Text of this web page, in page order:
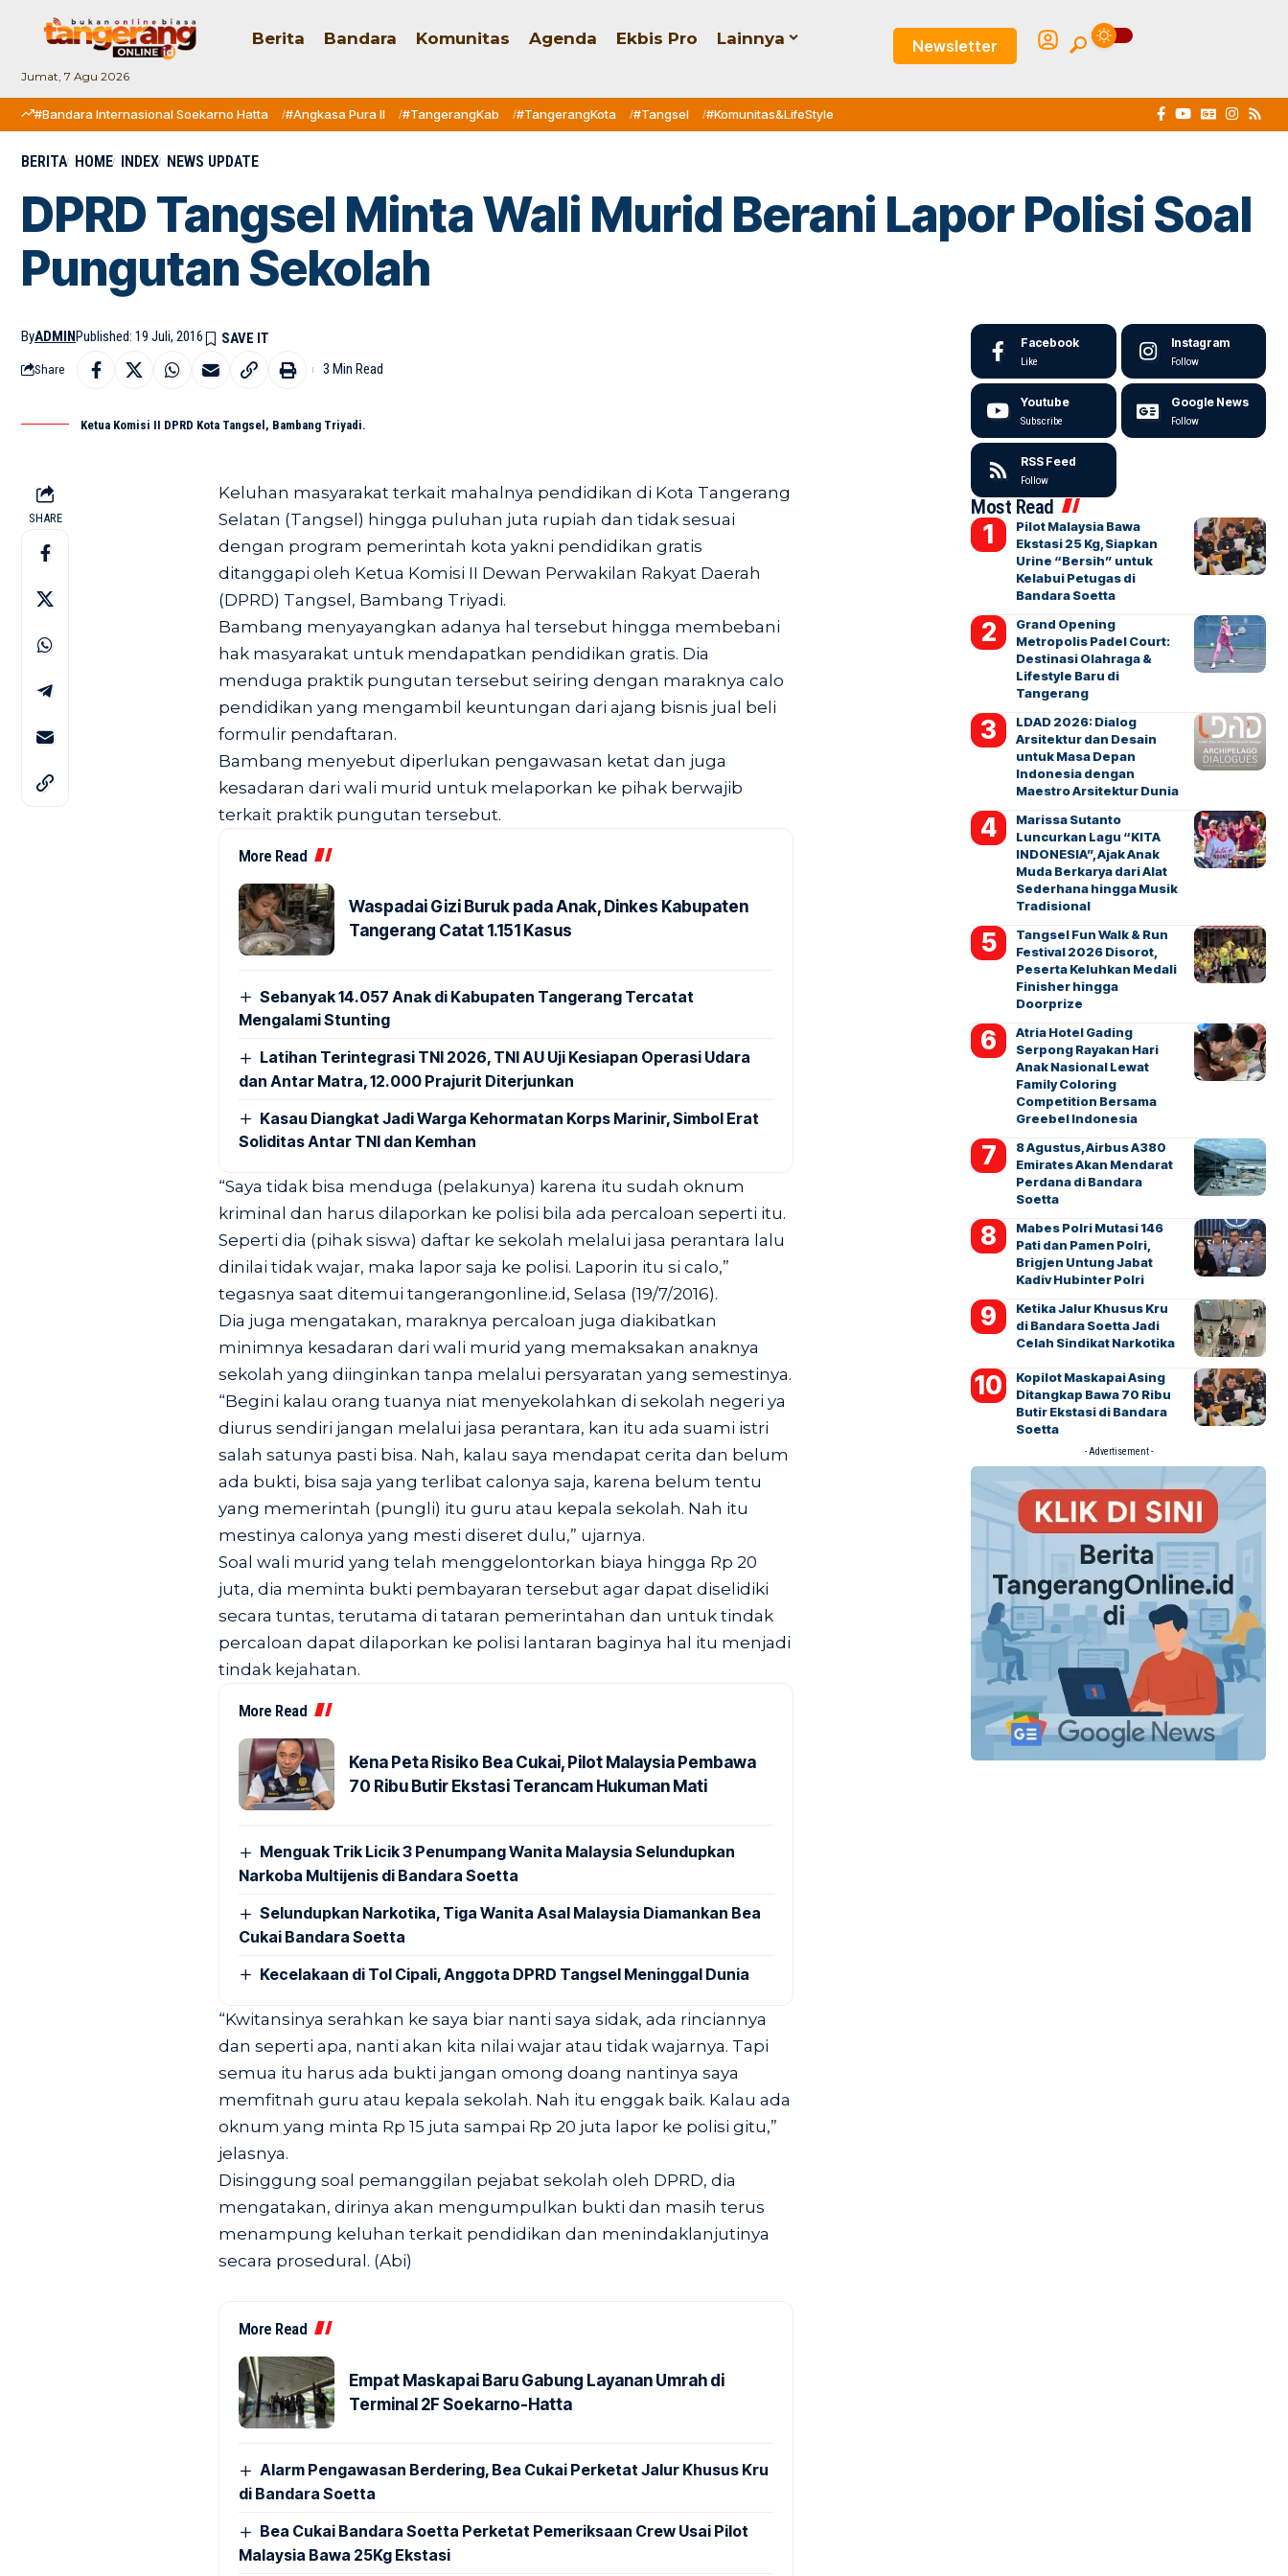
Jumat, 7 Agu 2026
Berita Bandara Komunitas Agenda Ekbis Pro Lainnya Newsletter
#Bandara Internasional Soekarno Hatta #Angkasa Pura II #TangerangKab #TangerangKota #Tangsel #Komunitas&LifeStyle
BERITA HOME INDEX NEWS UPDATE
DPRD Tangsel Minta Wali Murid Berani Lapor Polisi Soal
Pungutan Sekolah
ByADMINPublished: 19 Juli, 2016
Share 3 Min Read
Ketua Komisi II DPRD Kota Tangsel, Bambang Triyadi.
SHARE
Keluhan masyarakat terkait mahalnya pendidikan di Kota Tangerang
Selatan (Tangsel) hingga puluhan juta rupiah dan tidak sesuai
dengan program pemerintah kota yakni pendidikan gratis
ditanggapi oleh Ketua Komisi II Dewan Perwakilan Rakyat Daerah
(DPRD) Tangsel, Bambang Triyadi.
Bambang menyayangkan adanya hal tersebut hingga membebani
hak masyarakat untuk mendapatkan pendidikan gratis. Dia
menduga praktik pungutan tersebut seiring dengan maraknya calo
pendidikan yang mengambil keuntungan dari ajang bisnis jual beli
formulir pendaftaran.
Bambang menyebut diperlukan pengawasan ketat dan juga
kesadaran dari wali murid untuk melaporkan ke pihak berwajib
terkait praktik pungutan tersebut.
More Read
Waspadai Gizi Buruk pada Anak, Dinkes Kabupaten
Tangerang Catat 1.151 Kasus
Sebanyak 14.057 Anak di Kabupaten Tangerang Tercatat
Mengalami Stunting
Latihan Terintegrasi TNI 2026, TNI AU Uji Kesiapan Operasi Udara
dan Antar Matra, 12.000 Prajurit Diterjunkan
Kasau Diangkat Jadi Warga Kehormatan Korps Marinir, Simbol Erat
Soliditas Antar TNI dan Kemhan
“Saya tidak bisa menduga (pelakunya) karena itu sudah oknum
kriminal dan harus dilaporkan ke polisi bila ada percaloan seperti itu.
Seperti dia (pihak siswa) daftar ke sekolah melalui jasa perantara lalu
dinilai tidak wajar, maka lapor saja ke polisi. Laporin itu si calo,”
tegasnya saat ditemui tangerangonline.id , Selasa (19/7/2016).
Dia juga mengatakan, maraknya percaloan juga diakibatkan
minimnya kesadaran dari wali murid yang memaksakan anaknya
sekolah yang diinginkan tanpa melalui persyaratan yang semestinya.
“Begini kalau orang tuanya niat menyekolahkan di sekolah negeri ya
diurus sendiri jangan melalui jasa perantara, kan itu ada suami istri
salah satunya pasti bisa. Nah, kalau saya mendapat cerita dan belum
ada bukti, bisa saja yang terlibat calonya saja, karena belum tentu
yang memerintah (pungli) itu guru atau kepala sekolah. Nah itu
mestinya calonya yang mesti diseret dulu,” ujarnya.
Soal wali murid yang telah menggelontorkan biaya hingga Rp 20
juta, dia meminta bukti pembayaran tersebut agar dapat diselidiki
secara tuntas, terutama di tataran pemerintahan dan untuk tindak
percaloan dapat dilaporkan ke polisi lantaran baginya hal itu menjadi
tindak kejahatan.
More Read
Kena Peta Risiko Bea Cukai, Pilot Malaysia Pembawa
70 Ribu Butir Ekstasi Terancam Hukuman Mati
Menguak Trik Licik 3 Penumpang Wanita Malaysia Selundupkan
Narkoba Multijenis di Bandara Soetta
Selundupkan Narkotika, Tiga Wanita Asal Malaysia Diamankan Bea
Cukai Bandara Soetta
Kecelakaan di Tol Cipali, Anggota DPRD Tangsel Meninggal Dunia
“Kwitansinya serahkan ke saya biar nanti saya sidak, ada rinciannya
dan seperti apa, nanti akan kita nilai wajar atau tidak wajarnya. Tapi
semua itu harus ada bukti jangan omong doang nantinya saya
memfitnah guru atau kepala sekolah. Nah itu enggak baik. Kalau ada
oknum yang minta Rp 15 juta sampai Rp 20 juta lapor ke polisi gitu,”
jelasnya.
Disinggung soal pemanggilan pejabat sekolah oleh DPRD, dia
mengatakan, dirinya akan mengumpulkan bukti dan masih terus
menampung keluhan terkait pendidikan dan menindaklanjutinya
secara prosedural. (Abi)
More Read
Empat Maskapai Baru Gabung Layanan Umrah di
Terminal 2F Soekarno-Hatta
Alarm Pengawasan Berdering, Bea Cukai Perketat Jalur Khusus Kru
di Bandara Soetta
Bea Cukai Bandara Soetta Perketat Pemeriksaan Crew Usai Pilot
Malaysia Bawa 25Kg Ekstasi
Facebook
Like
Instagram
Follow
Youtube
Subscribe
Google News
Follow
RSS Feed
Follow
Most Read
Pilot Malaysia Bawa
Ekstasi 25 Kg, Siapkan
Urine “Bersih” untuk
Kelabui Petugas di
Bandara Soetta
Grand Opening
Metropolis Padel Court:
Destinasi Olahraga &
Lifestyle Baru di
Tangerang
LDAD 2026: Dialog
Arsitektur dan Desain
untuk Masa Depan
Indonesia dengan
Maestro Arsitektur Dunia
Marissa Sutanto
Luncurkan Lagu “KITA
INDONESIA”, Ajak Anak
Muda Berkarya dari Alat
Sederhana hingga Musik
Tradisional
Tangsel Fun Walk & Run
Festival 2026 Disorot,
Peserta Keluhkan Medali
Finisher hingga
Doorprize
Atria Hotel Gading
Serpong Rayakan Hari
Anak Nasional Lewat
Family Coloring
Competition Bersama
Greebel Indonesia
8 Agustus, Airbus A380
Emirates Akan Mendarat
Perdana di Bandara
Soetta
Mabes Polri Mutasi 146
Pati dan Pamen Polri,
Brigjen Untung Jabat
Kadiv Hubinter Polri
Ketika Jalur Khusus Kru
di Bandara Soetta Jadi
Celah Sindikat Narkotika
Kopilot Maskapai Asing
Ditangkap Bawa 70 Ribu
Butir Ekstasi di Bandara
Soetta
- Advertisement -